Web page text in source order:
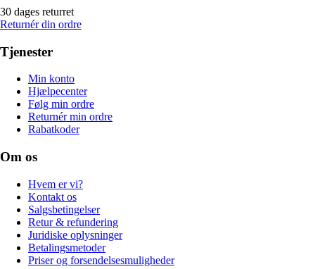
30 dages returret
Returnér din ordre
Tjenester
Min konto
Hjælpecenter
Følg min ordre
Returnér min ordre
Rabatkoder
Om os
Hvem er vi?
Kontakt os
Salgsbetingelser
Retur & refundering
Juridiske oplysninger
Betalingsmetoder
Priser og forsendelsesmuligheder